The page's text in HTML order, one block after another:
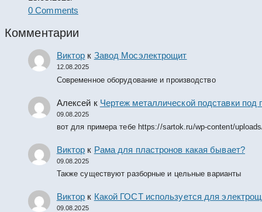
0 Comments
Комментарии
Виктор к Завод Мосэлектрощит
12.08.2025
Современное оборудование и производство
Алексей к Чертеж металлической подставки
09.08.2025
вот для примера тебе https://sartok.ru/wp-content/
Виктор к Рама для пластронов какая бывает?
09.08.2025
Также существуют разборные и цельные варианты
Виктор к Какой ГОСТ используется для
09.08.2025